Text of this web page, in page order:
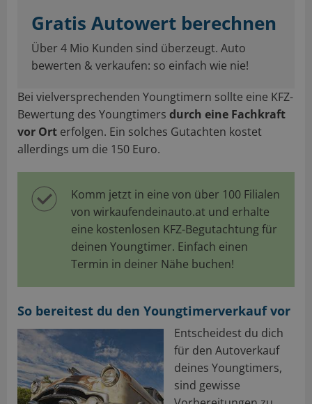
Gratis Autowert berechnen
Über 4 Mio Kunden sind überzeugt. Auto
bewerten & verkaufen: so einfach wie nie!
Bei vielversprechenden Youngtimern sollte eine KFZ-
Bewertung des Youngtimers durch eine Fachkraft
vor Ort erfolgen. Ein solches Gutachten kostet
allerdings um die 150 Euro.
Komm jetzt in eine von über 100 Filialen
von wirkaufendeinauto.at und erhalte
eine kostenlosen KFZ-Begutachtung für
deinen Youngtimer. Einfach einen
Termin in deiner Nähe buchen!
So bereitest du den Youngtimerverkauf vor
Entscheidest du dich
für den Autoverkauf
deines Youngtimers,
sind gewisse